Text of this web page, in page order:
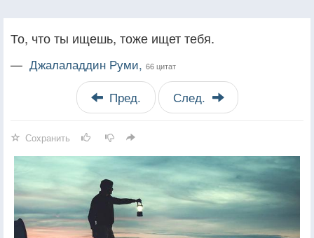
То, что ты ищешь, тоже ищет тебя.
— Джалаладдин Руми, 66 цитат
Пред. След.
Сохранить